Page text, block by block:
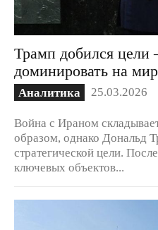
Трамп добился
доминировать на
Аналитика 25.03.2026
Война с Ираном
образом, однако Дональд
стратегической цели.
ключевых объектов...